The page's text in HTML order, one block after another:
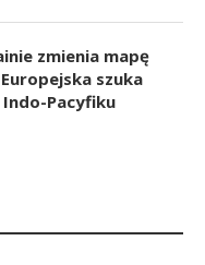
zmienia mapę
szuka
Pacyfiku